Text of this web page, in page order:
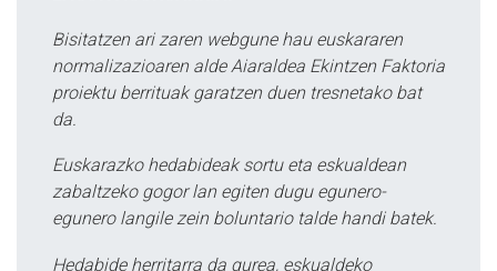
Bisitatzen ari zaren webgune hau euskararen
normalizazioaren alde Aiaraldea Ekintzen Faktoria
proiektu berrituak garatzen duen tresnetako bat
da.
Euskarazko hedabideak sortu eta eskualdean
zabaltzeko gogor lan egiten dugu egunero-
egunero langile zein boluntario talde handi batek.
Hedabide herritarra da gurea, eskualdeko